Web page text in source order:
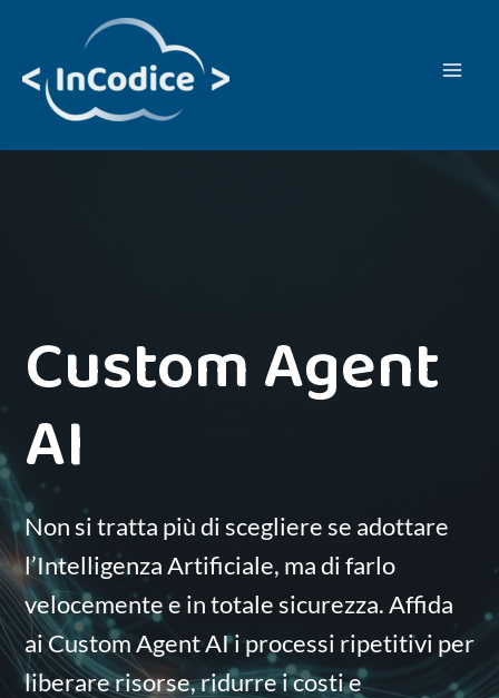
contenuto
Custom Agent
AI
Non si tratta più di scegliere se adottare
l’Intelligenza Artificiale, ma di farlo
velocemente e in totale sicurezza. Affida
ai Custom Agent AI i processi ripetitivi per
liberare risorse, ridurre i costi e